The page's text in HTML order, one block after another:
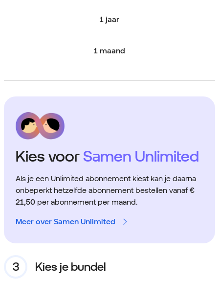
1 jaar
1 maand
Kies voorSamen Unlimited
Als je een Unlimited abonnement kiest kan je daarna
onbeperkt hetzelfde abonnement bestellen vanaf€
21,50 per abonnement per maand.
Meer over Samen Unlimited
Kies je bundel